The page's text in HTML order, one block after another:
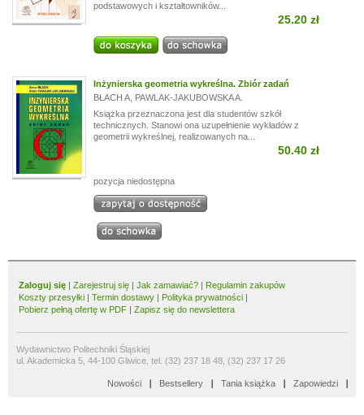
podstawowych i kształtowników...
25.20 zł
Inżynierska geometria wykreślna. Zbiór zadań
BŁACH A, PAWLAK-JAKUBOWSKA A.
Książka przeznaczona jest dla studentów szkół
technicznych. Stanowi ona uzupełnienie wykładów z
geometrii wykreślnej, realizowanych na...
50.40 zł
pozycja niedostępna
Zaloguj się | Zarejestruj się | Jak zamawiać? | Regulamin zakupów
Koszty przesyłki | Termin dostawy | Polityka prywatności |
Pobierz pełną ofertę w PDF | Zapisz się do newslettera
Wydawnictwo Politechniki Śląskiej
ul. Akademicka 5, 44-100 Gliwice, tel. (32) 237 18 48, (32) 237 17 26
Nowości Bestsellery Tania książka Zapowiedzi